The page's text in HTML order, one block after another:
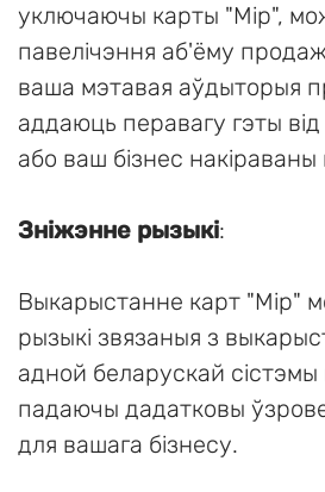
уключаючы карты "Мір",
павелічэння аб'ёму
ваша мэтавая аўдыторыя
аддаюць перавагу гэты від
або ваш бізнес накіраваны
Зніжэнне рызыкі:
Выкарыстанне карт "Мір"
рызыкі звязаныя з
адной беларускай
падаючы дадатковы
для вашага бізнесу.